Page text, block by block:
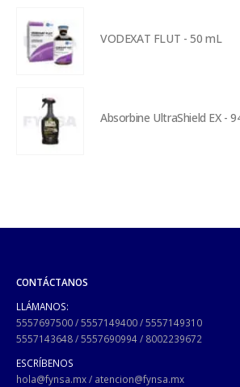
VODEXAT FLUT - 50 mL
Absorbine UltraShield EX -
CONTÁCTANOS
LLÁMANOS:
5557697500/5557149400/5557149310
5557143648/5557690994/ 8002239672
ESCRÍBENOS
hola@fynsa.mx/ atencion@fynsa.mx